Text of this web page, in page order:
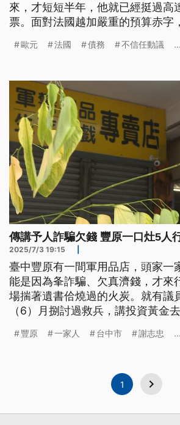
來，才短短半年，他就已經挺過高
票。面對法國越加嚴重的預算赤字
要先取消兩個國定假日，讓法國人
歐元 法國 債務 不信任動議 ...
傳講予人詐騙欠錢 豐原一口灶5人
2025/7/3 19:15
臺中豐原有一間軍用品店，頭家一
能是因為夆詐騙、欠真濟錢，才來
場揣著遺書佮燒過的火炭。就有議
（6）月捌討過救兵，講投資黃金
聞標題、導言為台語文）
豐原 一家人 台中市 謝志忠 ...
1